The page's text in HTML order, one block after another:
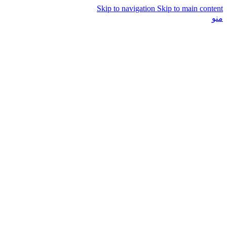
Skip to navigation Skip to main content
منو